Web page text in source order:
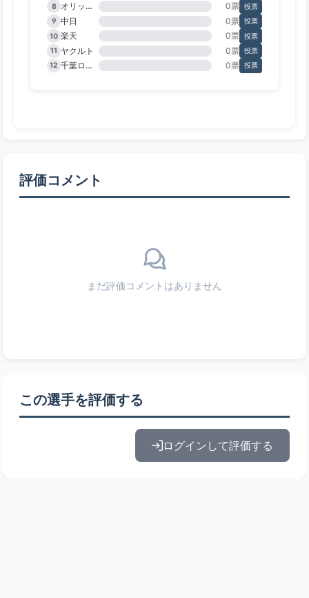
8
オリックス 0票 投票
9 中日 0票 投票
10 楽天 0票 投票
11 ヤクルト 0票 投票
12
千葉ロッテ 0票 投票
評価コメント
まだ評価コメントはありません
この選手を評価する
ログインして評価する